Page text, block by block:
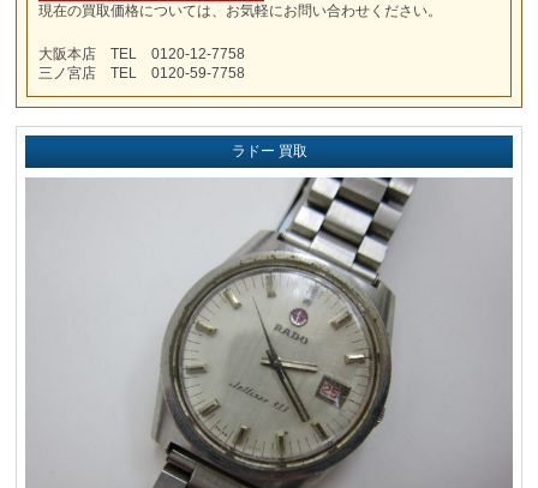
現在の買取価格については、お気軽にお問い合わせください。
大阪本店 TEL 0120-12-7758
三ノ宮店 TEL 0120-59-7758
ラドー 買取